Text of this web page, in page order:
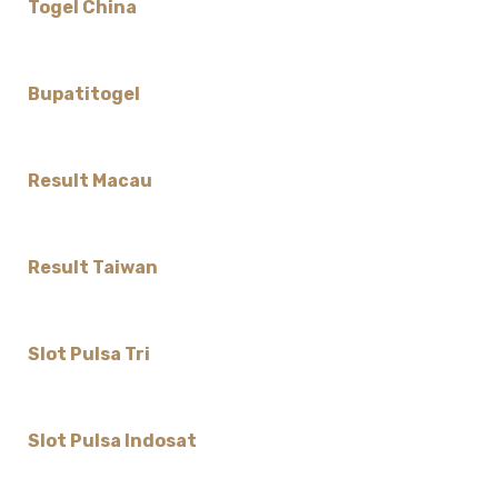
Togel China
Bupatitogel
Result Macau
Result Taiwan
Slot Pulsa Tri
Slot Pulsa Indosat